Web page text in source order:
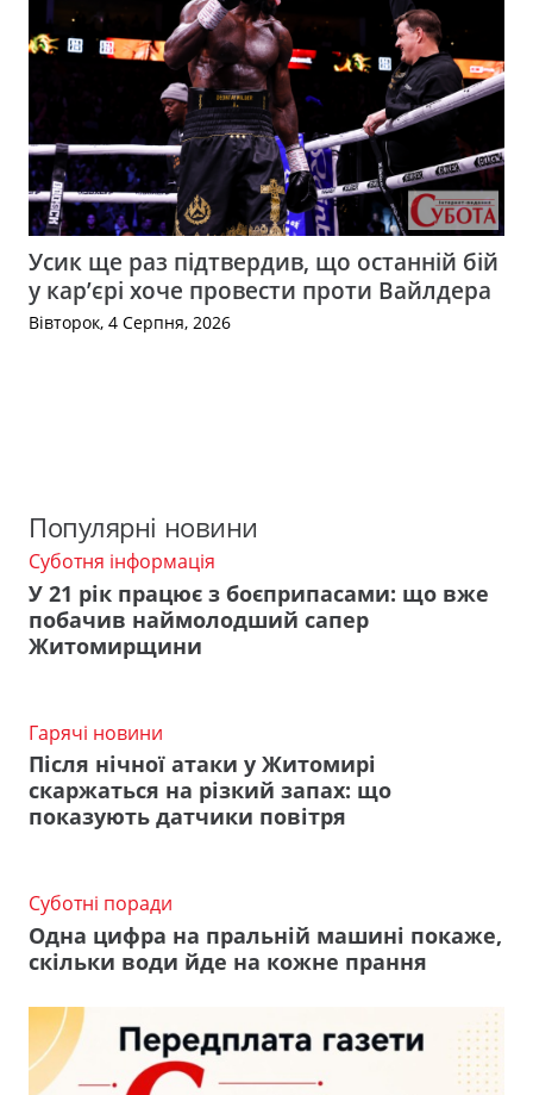
Усик ще раз підтвердив, що останній бій
у кар’єрі хоче провести проти Вайлдера
Вівторок, 4 Серпня, 2026
Популярні новини
Суботня інформація
У 21 рік працює з боєприпасами: що вже
побачив наймолодший сапер
Житомирщини
Гарячі новини
Після нічної атаки у Житомирі
скаржаться на різкий запах: що
показують датчики повітря
Суботні поради
Одна цифра на пральній машині покаже,
скільки води йде на кожне прання